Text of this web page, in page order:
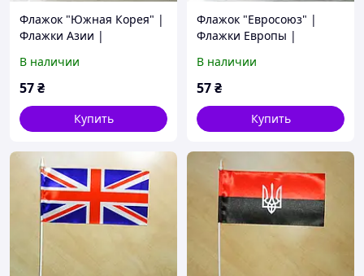
Флажок "Южная Корея" |
Флажки Азии |
В наличии
57₴
Купить
Флажок "Евросоюз" |
Флажки Европы |
В наличии
57₴
Купить